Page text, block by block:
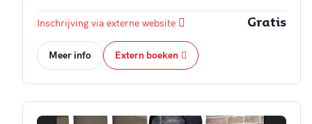
Inschrijving via externe website Gratis
Meer info Extern boeken